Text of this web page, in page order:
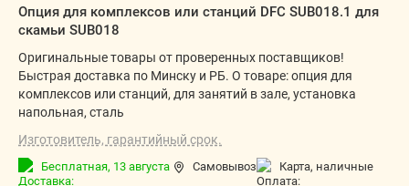
Опция для комплексов или станций DFC SUB018.1 для
скамьи SUB018
Оригинальные товары от проверенных поставщиков!
Быстрая доставка по Минску и РБ. О товаре: опция для
комплексов или станций, для занятий в зале, установка
напольная, сталь
Изготовитель, гарантийный срок.
Бесплатная, 13 августа Самовывоз карта, наличные